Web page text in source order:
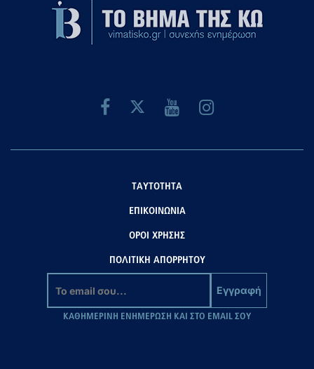
ΤΑΥΤΟΤΗΤΑ
ΕΠΙΚΟΙΝΩΝΙΑ
ΟΡΟΙ ΧΡΗΣΗΣ
ΠΟΛΙΤΙΚΗ ΑΠΟΡΡΗΤΟΥ
Εγγραφή
ΚΑΘΗΜΕΡΙΝΗ ΕΝΗΜΕΡΩΣΗ ΚΑΙ ΣΤΟ EMAIL ΣΟΥ